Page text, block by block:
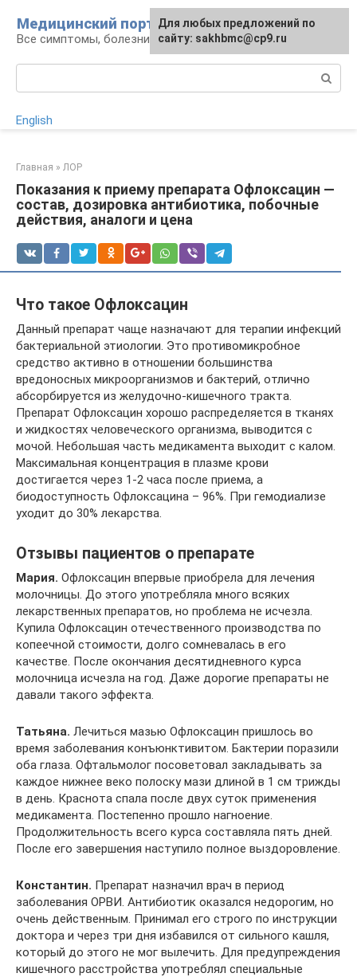
контенту
Медицинский портал
Все симптомы, болезни и их лечение
English
Главная » ЛОР
Показания к приему препарата Офлоксацин —
состав, дозировка антибиотика, побочные
действия, аналоги и цена
Что такое Офлоксацин
Данный препарат чаще назначают для терапии инфекций
бактериальной этиологии. Это противомикробное
средство активно в отношении большинства
вредоносных микроорганизмов и бактерий, отлично
абсорбируется из желудочно-кишечного тракта.
Препарат Офлоксацин хорошо распределяется в тканях
и жидкостях человеческого организма, выводится с
мочой. Небольшая часть медикамента выходит с калом.
Максимальная концентрация в плазме крови
достигается через 1-2 часа после приема, а
биодоступность Офлоксацина – 96%. При гемодиализе
уходит до 30% лекарства.
Отзывы пациентов о препарате
Мария. Офлоксацин впервые приобрела для лечения
молочницы. До этого употребляла много всяких
лекарственных препаратов, но проблема не исчезла.
Купила Офлоксацин отечественного производства по
копеечной стоимости, долго сомневалась в его
качестве. После окончания десятидневного курса
молочница исчезла на год. Даже дорогие препараты не
давали такого эффекта.
Татьяна. Лечиться мазью Офлоксацин пришлось во
время заболевания конъюнктивитом. Бактерии поразили
оба глаза. Офтальмолог посоветовал закладывать за
каждое нижнее веко полоску мази длиной в 1 см трижды
в день. Краснота спала после двух суток применения
медикамента. Постепенно прошло нагноение.
Продолжительность всего курса составляла пять дней.
После его завершения наступило полное выздоровление.
Константин. Препарат назначил врач в период
заболевания ОРВИ. Антибиотик оказался недорогим, но
очень действенным. Принимал его строго по инструкции
доктора и через три дня избавился от сильного кашля,
который до этого не мог вылечить. Для предупреждения
кишечного расстройства употреблял специальные
Для любых предложений по
сайту: sakhbmc@cp9.ru